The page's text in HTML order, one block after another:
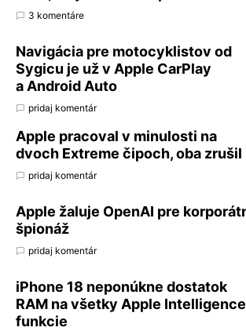
3 komentáre
Navigácia pre motocyklistov od
Sygicu je už v Apple CarPlay
a Android Auto
pridaj komentár
Apple pracoval v minulosti na
dvoch Extreme čipoch, oba zrušil
pridaj komentár
Apple žaluje OpenAI pre
špionáž
pridaj komentár
iPhone 18 neponúkne dostatok
RAM na všetky Apple Intelligence
funkcie